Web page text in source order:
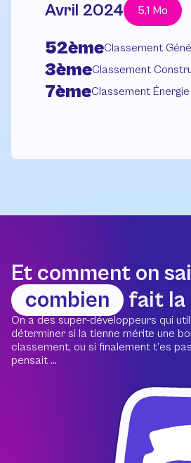
Avril 2024 5,1 Mo
52èmeClassement
3èmeClassement
7èmeClassement Énergie
Et comment on
combien
fait la
On a des super-développeurs qui
déterminer si la tienne mérite une
classement, ou si finalement t’es
pensait ...